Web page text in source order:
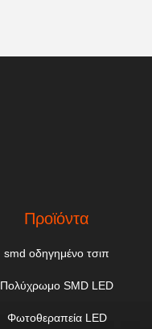
Προϊόντα
smd οδηγημένο τσιπ
Πολύχρωμο SMD LED
Φωτοθεραπεία LED